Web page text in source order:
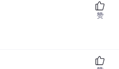
赞